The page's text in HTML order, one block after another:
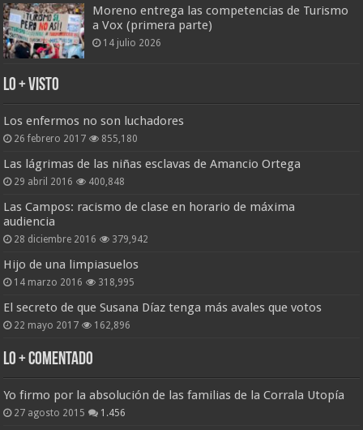
Moreno entrega las competencias de Turismo
a Vox (primera parte)
14 julio 2026
Lo + Visto
Los enfermos no son luchadores
26 febrero 2017 855,180
Las lágrimas de las niñas esclavas de Amancio Ortega
29 abril 2016 400,848
Las Campos: racismo de clase en horario de máxima
audiencia
28 diciembre 2016 379,942
Hijo de una limpiasuelos
14 marzo 2016 318,995
El secreto de que Susana Díaz tenga más avales que votos
22 mayo 2017 162,896
Lo + Comentado
Yo firmo por la absolución de las familias de la Corrala Utopía
27 agosto 2015 1.456